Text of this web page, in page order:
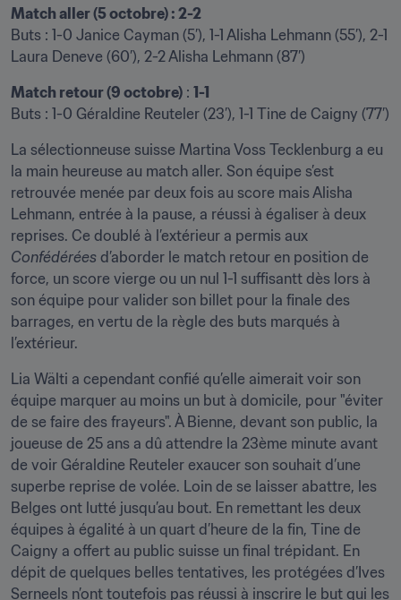
Match aller (5 octobre) : 2-2
Buts : 1-0 Janice Cayman (5’), 1-1 Alisha Lehmann (55’), 2-1
Laura Deneve (60’), 2-2 Alisha Lehmann (87’)
Match retour (9 octobre) : 1-1
Buts : 1-0 Géraldine Reuteler (23’), 1-1 Tine de Caigny (77’)
La sélectionneuse suisse Martina Voss Tecklenburg a eu
la main heureuse au match aller. Son équipe s’est
retrouvée menée par deux fois au score mais Alisha
Lehmann, entrée à la pause, a réussi à égaliser à deux
Confédérées d’aborder le match retour en position de
force, un score vierge ou un nul 1-1 suffisantt dès lors à
son équipe pour valider son billet pour la finale des
barrages, en vertu de la règle des buts marqués à
l’extérieur.
Lia Wälti a cependant confié qu’elle aimerait voir son
équipe marquer au moins un but à domicile, pour "éviter
de se faire des frayeurs". À Bienne, devant son public, la
joueuse de 25 ans a dû attendre la 23ème minute avant
de voir Géraldine Reuteler exaucer son souhait d’une
superbe reprise de volée. Loin de se laisser abattre, les
Belges ont lutté jusqu’au bout. En remettant les deux
équipes à égalité à un quart d’heure de la fin, Tine de
Caigny a offert au public suisse un final trépidant. En
dépit de quelques belles tentatives, les protégées d’Ives
Serneels n’ont toutefois pas réussi à inscrire le but qui les